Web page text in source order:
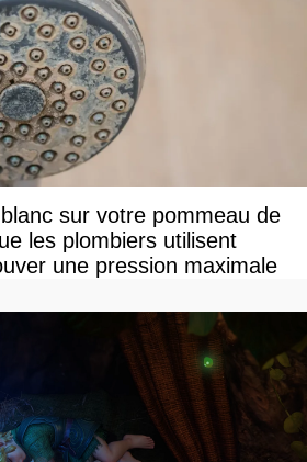
sur votre pommeau de
les plombiers utilisent
une pression maximale